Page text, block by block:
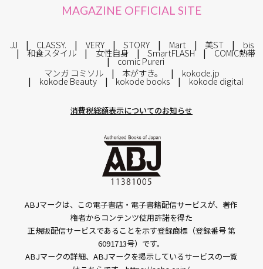
MAGAZINE OFFICIAL SITE
JJ CLASSY. VERY STORY Mart 美ST bis
和食スタイル 女性自身 SmartFLASH COMIC熱帯
comic Pureri
マンガ コミソル
本がすき。 kokode.jp
kokode Beauty kokode books kokode digital
消費税総額表示についてのお知らせ
ABJマークは、この電子書店・電子書籍配信サービスが、著作
権者からコンテンツ使用許諾を得た
正規版配信サービスであることを示す登録商標（登録番号 第
6091713号）です。
ABJマークの詳細、ABJマークを掲示しているサービスの一覧